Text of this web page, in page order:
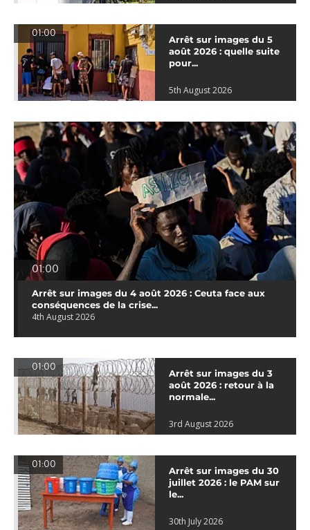
01:00
Arrêt sur images du 5
août 2026 : quelle suite
pour...
5th August 2026
01:00
Arrêt sur images du 4 août 2026 : Ceuta face aux
conséquences de la crise...
4th August 2026
01:00
Arrêt sur images du 3
août 2026 : retour à la
normale...
3rd August 2026
01:00
Arrêt sur images du 30
juillet 2026 : le PAM sur
le...
30th July 2026